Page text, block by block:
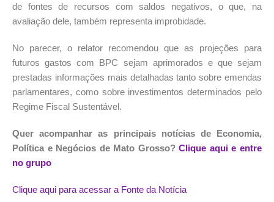
de fontes de recursos com saldos negativos, o que, na
avaliação dele, também representa improbidade.
No parecer, o relator recomendou que as projeções para
futuros gastos com BPC sejam aprimorados e que sejam
prestadas informações mais detalhadas tanto sobre emendas
parlamentares, como sobre investimentos determinados pelo
Regime Fiscal Sustentável.
Quer acompanhar as principais notícias de Economia,
Política e Negócios de Mato Grosso?Clique aqui e entre
no grupo
Clique aqui para acessar a Fonte da Notícia